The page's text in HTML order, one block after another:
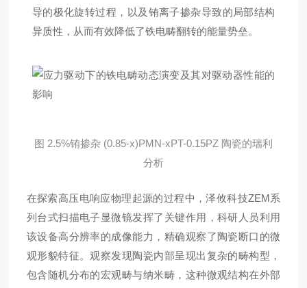
导的极化旋转过程，以及 铕离子掺杂导致的局部结构
异质性，从而有效降低了铁电畴翻转的能量势垒。
图 2.5%铕掺杂 (0.85-x)PMN-xPT-0.15PZ 陶瓷的瑞利
分析
在探索高压电响应物理起源的过程中，泽攸科技ZEM系
列台式扫描电子显微镜发挥了关键作用，科研人员利用
该设备高分辨率的成像能力，精确观察了陶瓷断口的微
观形貌特征。观察发现陶瓷内部呈现出复杂的畴构型，
包含随机分布的宏观畴与纳米畴，这种微观结构在外部